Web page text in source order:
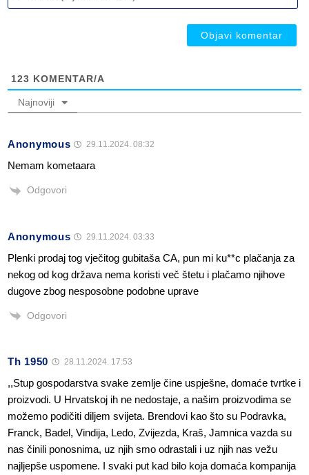
123 KOMENTAR/A
Najnoviji
Anonymous 29.11.2024. 08:32
Nemam kometaara
Odgovori
Anonymous 29.11.2024. 03:33
Plenki prodaj tog vječitog gubitaša CA, pun mi ku**c plačanja za
nekog od kog država nema koristi več štetu i plačamo njihove
dugove zbog nesposobne podobne uprave
Odgovori
Th 1950 28.11.2024. 17:53
,,Stup gospodarstva svake zemlje čine uspješne, domaće tvrtke i
proizvodi. U Hrvatskoj ih ne nedostaje, a našim proizvodima se
možemo podičiti diljem svijeta. Brendovi kao što su Podravka,
Franck, Badel, Vindija, Ledo, Zvijezda, Kraš, Jamnica vazda su
nas činili ponosnima, uz njih smo odrastali i uz njih nas vežu
najljepše uspomene. I svaki put kad bilo koja domaća kompanija